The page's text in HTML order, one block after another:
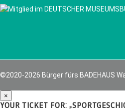
©2020-2026 Bürger fürs BADEHAUS
×
YOUR TICKET FOR: